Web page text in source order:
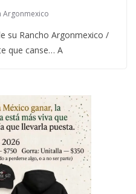
Argonmexico
su Rancho Argonmexico /
que canse… A